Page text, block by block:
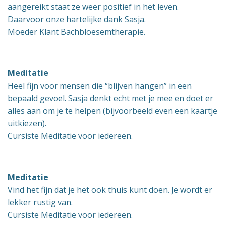
aangereikt staat ze weer positief in het leven.
Daarvoor onze hartelijke dank Sasja.
Moeder Klant Bachbloesemtherapie.
Meditatie
Heel fijn voor mensen die “blijven hangen” in een
bepaald gevoel. Sasja denkt echt met je mee en doet er
alles aan om je te helpen (bijvoorbeeld even een kaartje
uitkiezen).
Cursiste Meditatie voor iedereen.
Meditatie
Vind het fijn dat je het ook thuis kunt doen. Je wordt er
lekker rustig van.
Cursiste Meditatie voor iedereen.